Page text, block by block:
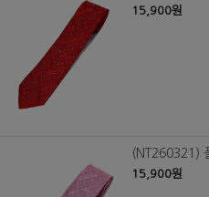
15,900원
(NT260321)
15,900원